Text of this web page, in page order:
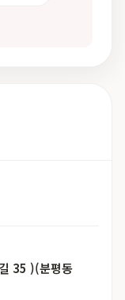
35 )(분평동